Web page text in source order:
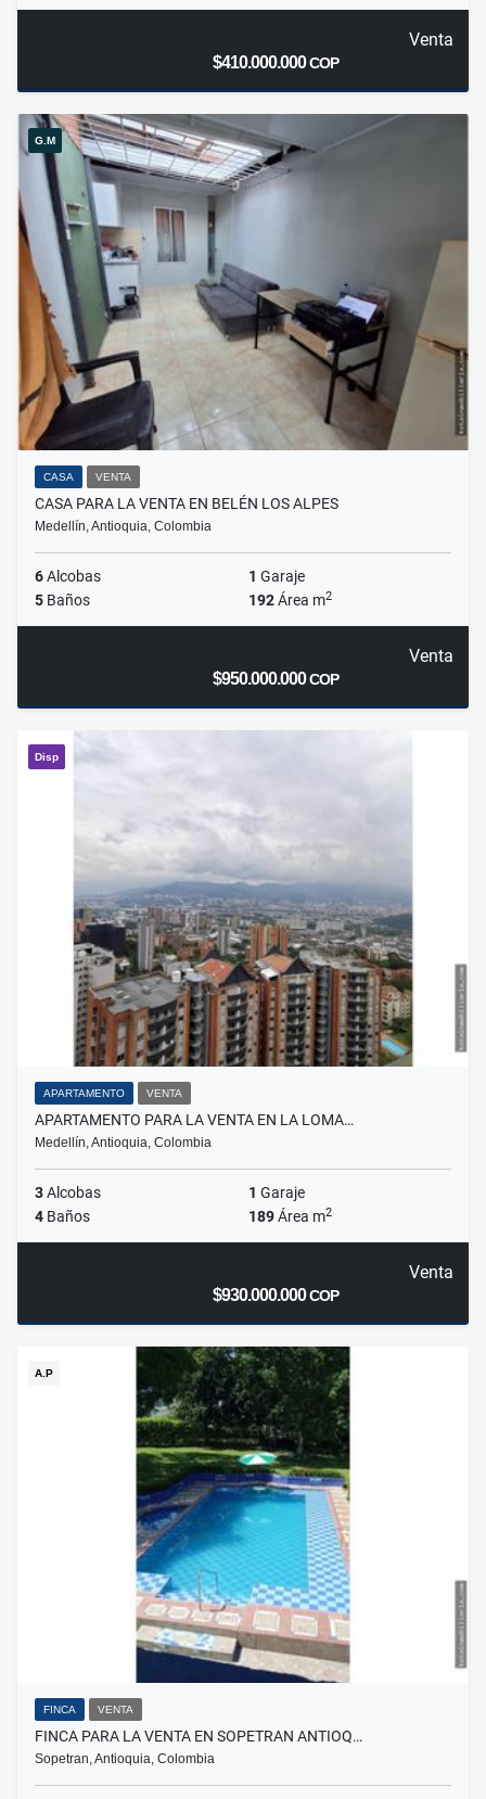
Venta
$410.000.000COP
G.M
CASA VENTA
CASA PARA LA VENTA EN BELÉN LOS ALPES
Medellín, Antioquia, Colombia
6Alcobas 1 Garaje
5 Baños 192Área m2
Venta
$950.000.000COP
Disp
APARTAMENTO VENTA
APARTAMENTO PARA LA VENTA EN LA LOMA…
Medellín, Antioquia, Colombia
3Alcobas 1 Garaje
4 Baños 189Área m2
Venta
$930.000.000COP
A.P
FINCA VENTA
FINCA PARA LA VENTA EN SOPETRAN ANTIOQ…
Sopetran, Antioquia, Colombia